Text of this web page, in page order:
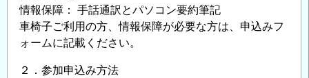
情報保障： 手話通訳とパソコン要約筆記
車椅子ご利用の方、情報保障が必要な方は、申込みフ
ォームに記載ください。
２．参加申込み方法